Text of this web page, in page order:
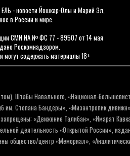
- новости Йошкар-Олы и Марий Эл,
в России и мире.
СМИ ИА № ФС 77 - 89507 от 14 мая
Роскомнадзором.
могут содержать материалы 18+
Штабы Навального, «Национал-
Степана Бандеры», «Мизантропик
«Движение Талибан», «Имарат
деятельность «Открытой России»,
общество/центр «Мемориал»,